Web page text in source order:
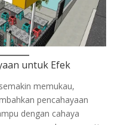
untuk Efek
memukau,
pencahayaan
dengan cahaya